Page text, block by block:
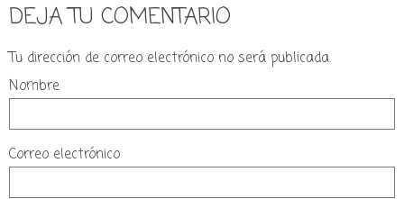
DEJA TU COMENTARIO
Tu dirección de correo electrónico no será publicada.
Nombre
Correo electrónico